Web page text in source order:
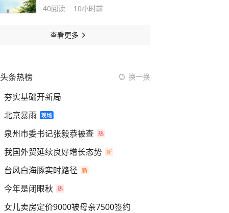
40阅读 10小时前
查看更多
头条热榜 换一换
夯实基础开新局
北京暴雨
泉州市委书记张毅恭被查
我国外贸延续良好增长态势
台风白海豚实时路径
今年是闭眼秋
女儿卖房定价9000被母亲7500签约